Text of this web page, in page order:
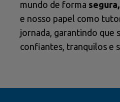
mundo de forma
e nosso papel como
jornada, garantindo que
confiantes, tranquilos e